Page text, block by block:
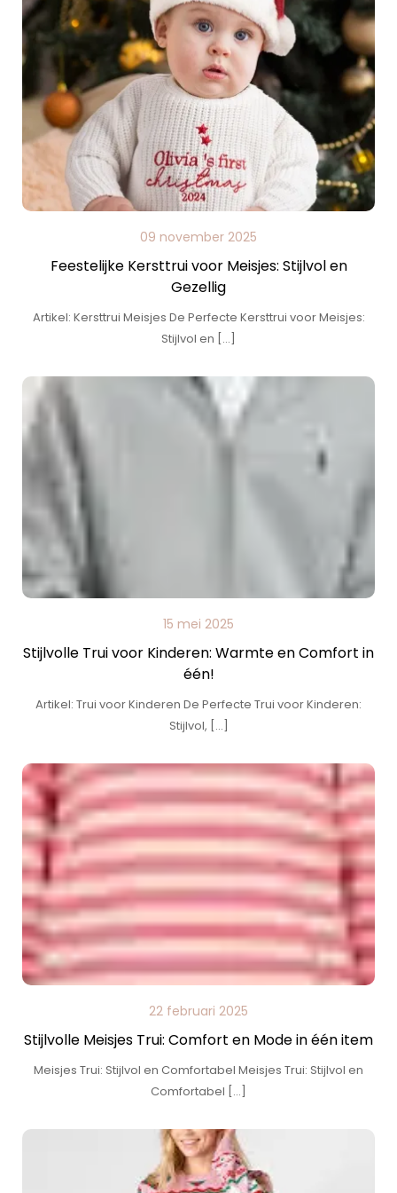
09 november 2025
Feestelijke Kersttrui voor Meisjes: Stijlvol en
Gezellig
Artikel: Kersttrui Meisjes De Perfecte Kersttrui voor Meisjes:
Stijlvol en […]
15 mei 2025
Stijlvolle Trui voor Kinderen: Warmte en Comfort in
één!
Artikel: Trui voor Kinderen De Perfecte Trui voor Kinderen:
Stijlvol, […]
22 februari 2025
Stijlvolle Meisjes Trui: Comfort en Mode in één item
Meisjes Trui: Stijlvol en Comfortabel Meisjes Trui: Stijlvol en
Comfortabel […]